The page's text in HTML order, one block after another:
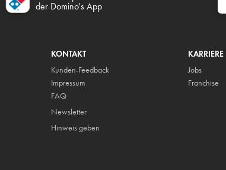
der Domino's App
KONTAKT
Kunden-Feedback
Impressum
FAQ
Newsletter
Hinweis geben
KARRIERE
Jobs
Franchise